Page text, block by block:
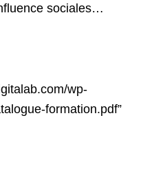
sociales…
wp-
formation.pdf”